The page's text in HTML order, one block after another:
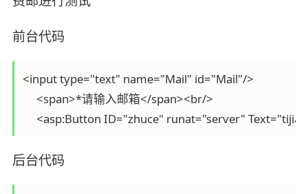
前台代码
<input type="text" name="Mail" id="Mail"/>
     <span>*请输入邮箱</span><br/>
<asp:Button ID="zhuce" runat="server"
后台代码